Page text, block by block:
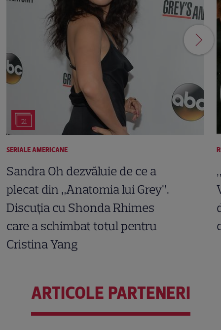
21
SERIALE AMERICANE
Sandra Oh dezvăluie de ce a
plecat din „Anatomia lui Grey”.
Discuția cu Shonda Rhimes
care a schimbat totul pentru
Cristina Yang
ARTICOLE PARTENERI